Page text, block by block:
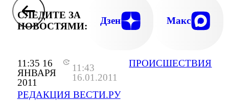
11:35 16
ЯНВАРЯ
2011
11:43
16.01.2011
РЕДАКЦИЯ ВЕСТИ.РУ
ПРОИСШЕСТВИЯ
СЛЕДИТЕ ЗА
НОВОСТЯМИ:
Дзен Макс